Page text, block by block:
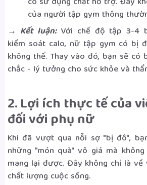
của người tập gym thông
→ Kết luận: Với chế độ tập 3-4
kiểm soát calo, nữ tập gym có bị
không thể. Thay vào đó, bạn sẽ có
chắc - lý tưởng cho sức khỏe và
2. Lợi ích thực tế của
đối với phụ nữ
Khi đã vượt qua nỗi sợ "bị đô",
những "món quà" vô giá mà
mang lại được. Đây không chỉ là
chất lượng cuộc sống.